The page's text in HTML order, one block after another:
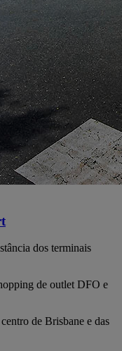
dos terminais
de outlet DFO e
de Brisbane e das